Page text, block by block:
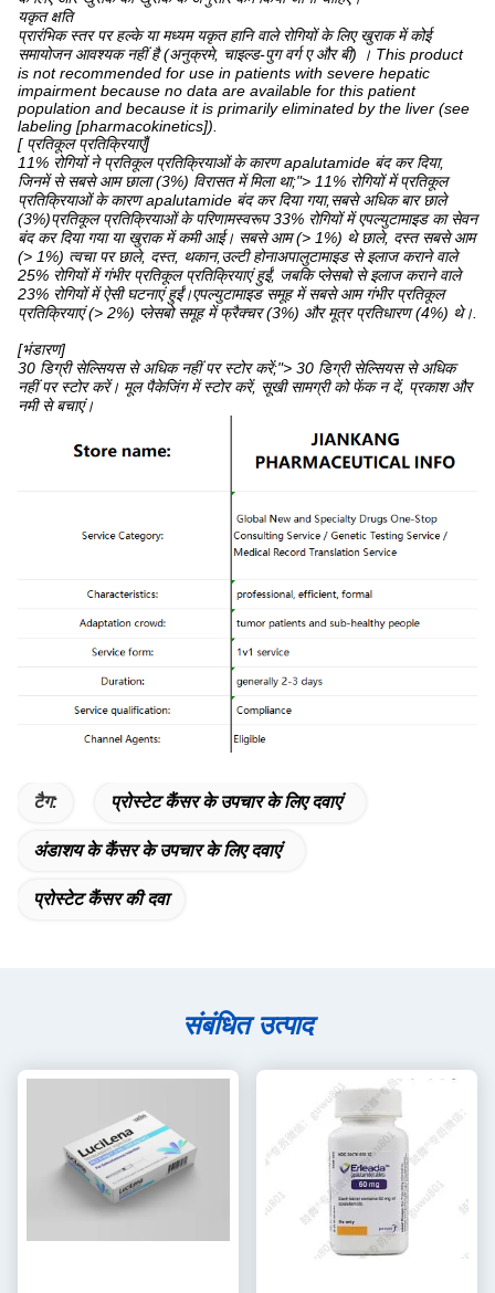
यकृत क्षति
प्रारंभिक स्तर पर हल्के या मध्यम यकृत हानि वाले रोगियों के लिए खुराक में कोई
समायोजन आवश्यक नहीं है (अनुक्रमे, चाइल्ड-पुग वर्ग ए और बी) । This product
is not recommended for use in patients with severe hepatic
impairment because no data are available for this patient
population and because it is primarily eliminated by the liver (see
labeling [pharmacokinetics]).
[ प्रतिकूल प्रतिक्रियाएँ]
11% रोगियों ने प्रतिकूल प्रतिक्रियाओं के कारण apalutamide बंद कर दिया,
जिनमें से सबसे आम छाला (3%) विरासत में मिला था;"> 11% रोगियों में प्रतिकूल
प्रतिक्रियाओं के कारण apalutamide बंद कर दिया गया,सबसे अधिक बार छाले
(3%)प्रतिकूल प्रतिक्रियाओं के परिणामस्वरूप 33% रोगियों में एपल्युटामाइड का सेवन
बंद कर दिया गया या खुराक में कमी आई। सबसे आम (> 1%) थे छाले, दस्त सबसे आम
(> 1%) त्वचा पर छाले, दस्त, थकान,उल्टी होनाअपालुटामाइड से इलाज कराने वाले
25% रोगियों में गंभीर प्रतिकूल प्रतिक्रियाएं हुईं, जबकि प्लेसबो से इलाज कराने वाले
23% रोगियों में ऐसी घटनाएं हुईं।एपल्युटामाइड समूह में सबसे आम गंभीर प्रतिकूल
प्रतिक्रियाएं (> 2%) प्लेसबो समूह में फ्रैक्चर (3%) और मूत्र प्रतिधारण (4%) थे।.
[भंडारण]
30 डिग्री सेल्सियस से अधिक नहीं पर स्टोर करें;"> 30 डिग्री सेल्सियस से अधिक
नहीं पर स्टोर करें। मूल पैकेजिंग में स्टोर करें, सूखी सामग्री को फेंक न दें, प्रकाश और
नमी से बचाएं।
टैग: प्रोस्टेट कैंसर के उपचार के लिए दवाएं
अंडाशय के कैंसर के उपचार के लिए दवाएं
प्रोस्टेट कैंसर की दवा
संबंधित उत्पाद